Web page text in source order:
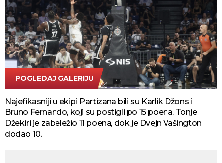
FOTO TANJUG/DEJAN ŽIVANČEVIĆ
POGLEDAJ GALERIJU
Najefikasniji u ekipi Partizana bili su Karlik Džons i
Bruno Fernando, koji su postigli po 15 poena. Tonje
Džekiri je zabeležio 11 poena, dok je Dvejn Vašington
dodao 10.